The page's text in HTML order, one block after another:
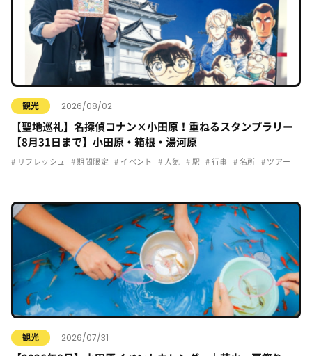
観光 2026/08/02
【聖地巡礼】名探偵コナン×小田原！重ねるスタンプラリー
【8月31日まで】小田原・箱根・湯河原
リフレッシュ 期間限定 イベント 人気 駅 行事 名所 ツアー
観光 2026/07/31